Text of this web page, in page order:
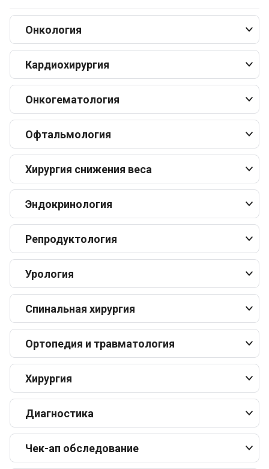
Онкология
Кардиохирургия
Онкогематология
Офтальмология
Хирургия снижения веса
Эндокринология
Репродуктология
Урология
Спинальная хирургия
Ортопедия и травматология
Хирургия
Диагностика
Чек-ап обследование